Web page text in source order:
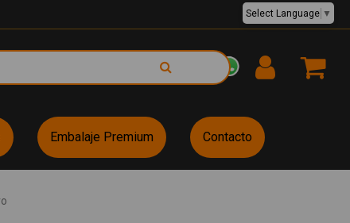
EUR €
Select Language ▼
Embalaje Premium Contacto